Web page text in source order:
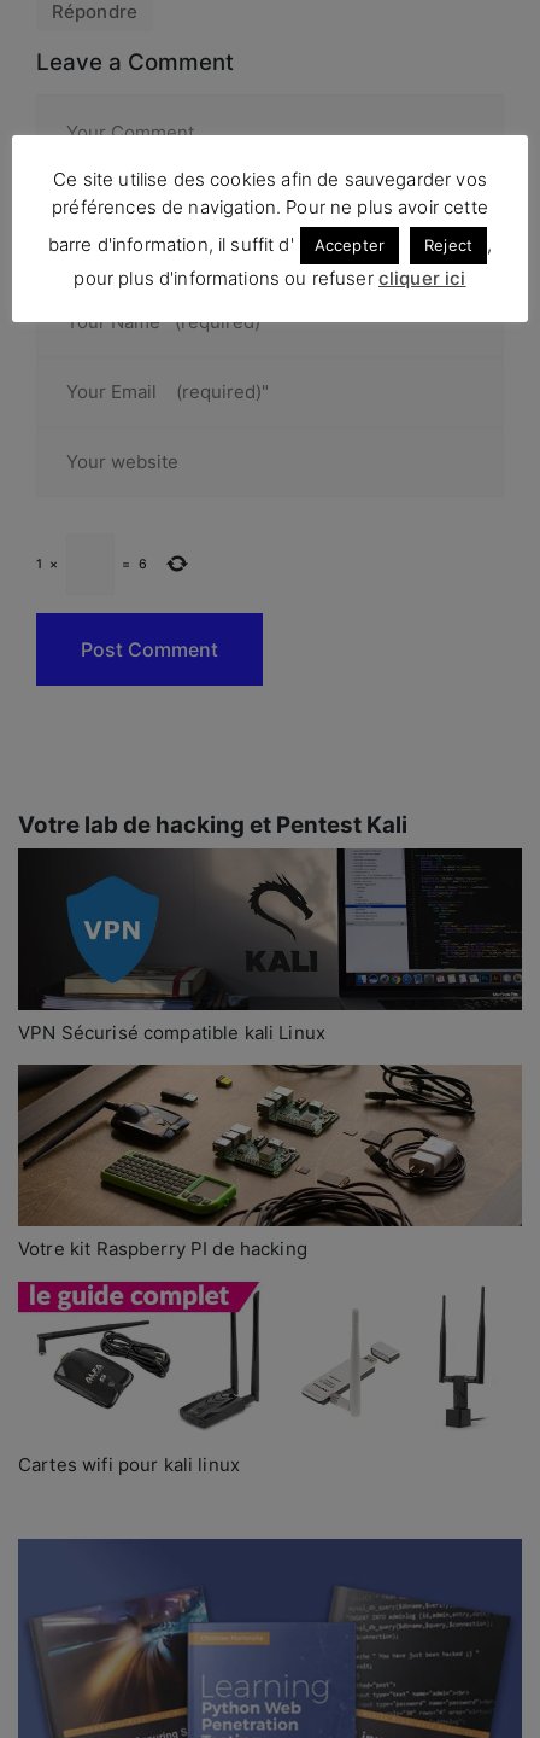
Répondre
Leave a Comment
1 × = 6
Votre lab de hacking et Pentest Kali
VPN Sécurisé compatible kali Linux
Votre kit Raspberry PI de hacking
Cartes wifi pour kali linux
Ce site utilise des cookies afin de sauvegarder vos
préférences de navigation. Pour ne plus avoir cette
barre d'information, il suffit d'
Accepter Reject
,
pour plus d'informations ou refuser cliquer ici